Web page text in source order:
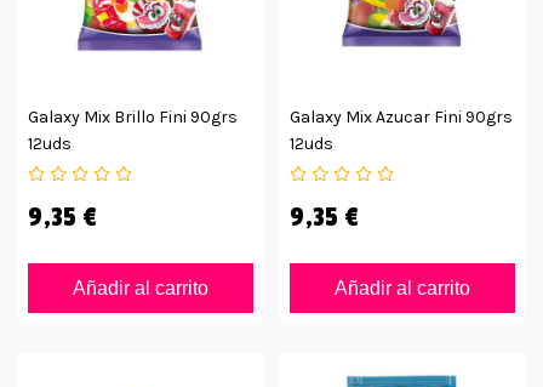
Galaxy Mix Brillo Fini 90grs
12uds
9,35 €
Añadir al carrito
Galaxy Mix Azucar Fini 90grs
12uds
9,35 €
Añadir al carrito